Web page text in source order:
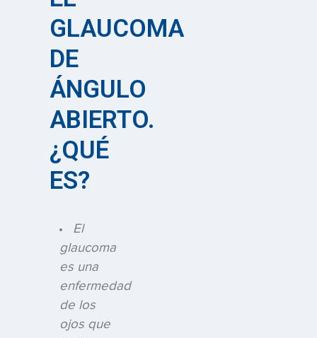
GLAUCOMA
DE
ÁNGULO
ABIERTO.
¿QUÉ
ES?
El
glaucoma
es una
enfermedad
de los
ojos que